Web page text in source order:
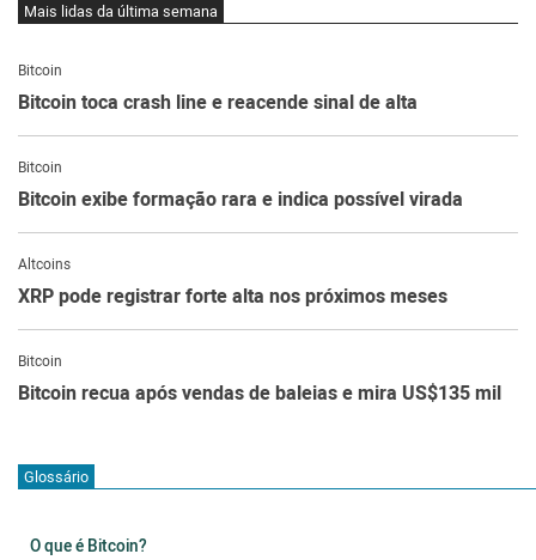
Mais lidas da última semana
Bitcoin
Bitcoin toca crash line e reacende sinal de alta
Bitcoin
Bitcoin exibe formação rara e indica possível virada
Altcoins
XRP pode registrar forte alta nos próximos meses
Bitcoin
Bitcoin recua após vendas de baleias e mira US$135 mil
Glossário
O que é Bitcoin?